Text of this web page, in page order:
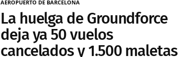
AEROPUERTO DE BARCELONA
La huelga de Groundforce
deja ya 50 vuelos
cancelados y 1.500 maletas